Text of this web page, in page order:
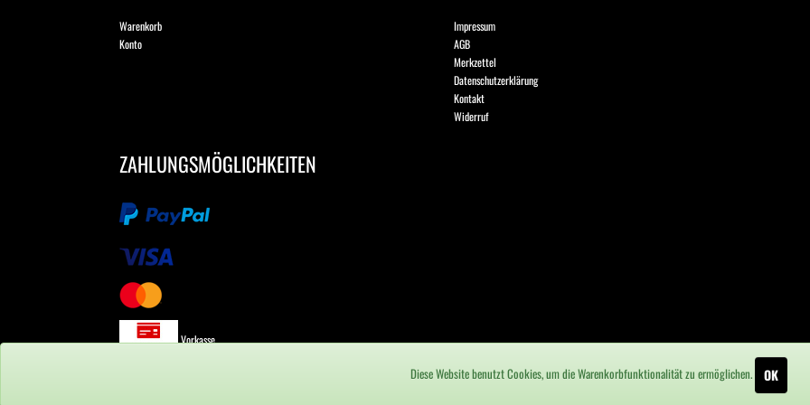
Warenkorb
Konto
Impressum
AGB
Merkzettel
Datenschutzerklärung
Kontakt
Widerruf
ZAHLUNGSMÖGLICHKEITEN
Vorkasse
Diese Website benutzt Cookies, um die Warenkorbfunktionalität zu ermöglichen. OK